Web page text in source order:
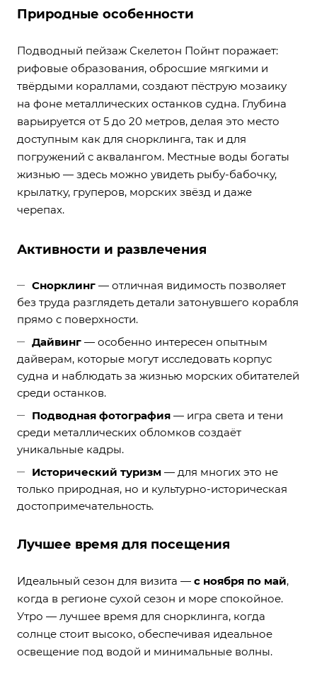
Природные особенности
Подводный пейзаж Скелетон Пойнт поражает:
рифовые образования, обросшие мягкими и
твёрдыми кораллами, создают пёструю мозаику
на фоне металлических останков судна. Глубина
варьируется от 5 до 20 метров, делая это место
доступным как для снорклинга, так и для
погружений с аквалангом. Местные воды богаты
жизнью — здесь можно увидеть рыбу-бабочку,
крылатку, груперов, морских звёзд и даже
черепах.
Активности и развлечения
Снорклинг — отличная видимость позволяет
без труда разглядеть детали затонувшего корабля
прямо с поверхности.
Дайвинг — особенно интересен опытным
дайверам, которые могут исследовать корпус
судна и наблюдать за жизнью морских обитателей
среди останков.
Подводная фотография — игра света и тени
среди металлических обломков создаёт
уникальные кадры.
Исторический туризм — для многих это не
только природная, но и культурно-историческая
достопримечательность.
Лучшее время для посещения
Идеальный сезон для визита — с ноября по май,
когда в регионе сухой сезон и море спокойное.
Утро — лучшее время для снорклинга, когда
солнце стоит высоко, обеспечивая идеальное
освещение под водой и минимальные волны.